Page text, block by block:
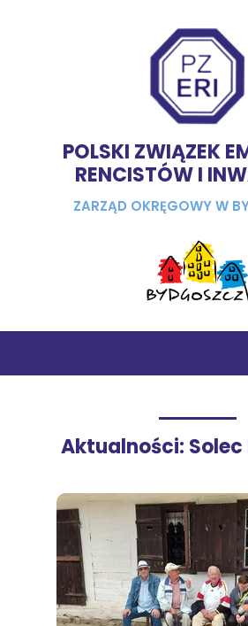
POLSKI ZWIĄZEK
RENCISTÓW I
ZARZĄD OKRĘGOWY W
Aktualności: